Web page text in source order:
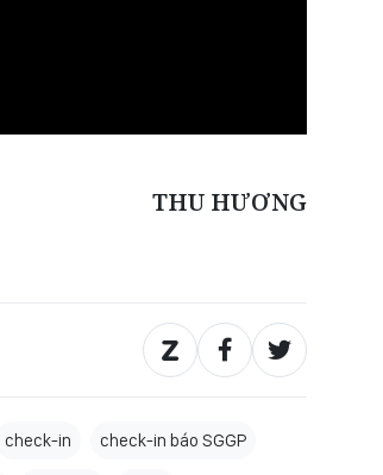
THU HƯƠNG
check-in check-in báo SGGP